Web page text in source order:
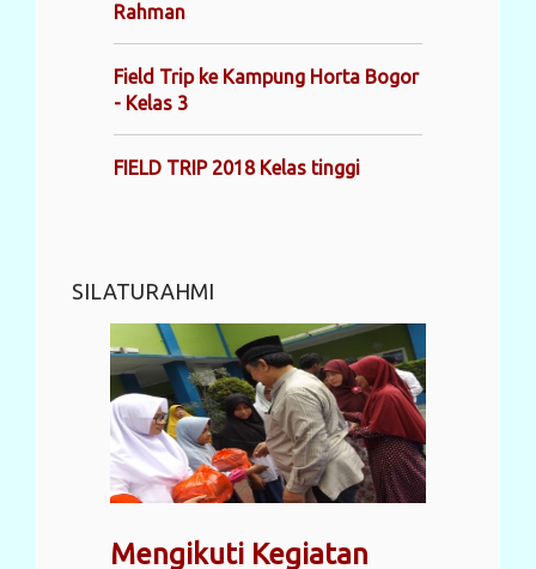
Rahman
Field Trip ke Kampung Horta Bogor
- Kelas 3
FIELD TRIP 2018 Kelas tinggi
SILATURAHMI
Mengikuti Kegiatan